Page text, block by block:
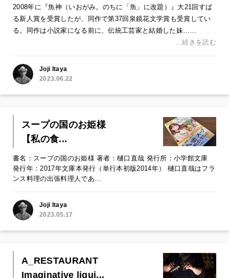
2008年に『魚神（いおがみ。のちに「魚」に改題）』大21回すば
る新人賞を受賞したが、同作で第37回泉鏡花文学賞も受賞してい
る。同作は小説家になる前に、伝統工芸家と結婚した妹……
…続きを読む
Joji Itaya
2023.06.22
スープの国のお姫様
【私の食...
書名：スープの国のお姫様 著者：樋口直哉 発行所：小学館文庫
発行年：2017年文庫本発行（単行本初版2014年） 樋口直哉はフラ
ンス料理の出張料理人であ…
Joji Itaya
2023.05.17
A_RESTAURANT
Imaginative liqui...